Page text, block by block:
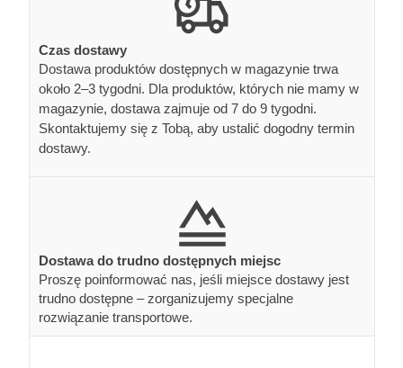
Czas dostawy
Dostawa produktów dostępnych w magazynie trwa
około 2–3 tygodni. Dla produktów, których nie mamy w
magazynie, dostawa zajmuje od 7 do 9 tygodni.
Skontaktujemy się z Tobą, aby ustalić dogodny termin
dostawy.
Dostawa do trudno dostępnych miejsc
Proszę poinformować nas, jeśli miejsce dostawy jest
trudno dostępne – zorganizujemy specjalne
rozwiązanie transportowe.